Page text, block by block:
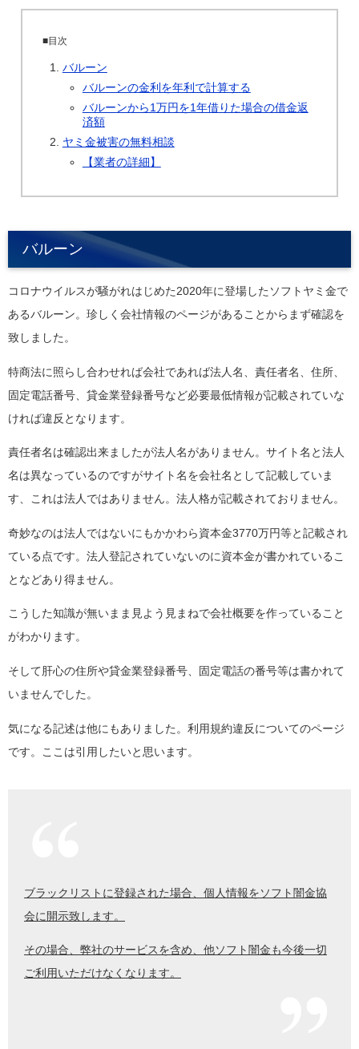
■目次
バルーン
バルーンの金利を年利で計算する
バルーンから1万円を1年借りた場合の借金返
済額
ヤミ金被害の無料相談
【業者の詳細】
バルーン
コロナウイルスが騒がれはじめた2020年に登場したソフトヤミ金で
あるバルーン。珍しく会社情報のページがあることからまず確認を
致しました。
特商法に照らし合わせれば会社であれば法人名、責任者名、住所、
固定電話番号、貸金業登録番号など必要最低情報が記載されていな
ければ違反となります。
責任者名は確認出来ましたが法人名がありません。サイト名と法人
名は異なっているのですがサイト名を会社名として記載していま
す、これは法人ではありません。法人格が記載されておりません。
奇妙なのは法人ではないにもかかわら資本金3770万円等と記載され
ている点です。法人登記されていないのに資本金が書かれているこ
となどあり得ません。
こうした知識が無いまま見よう見まねで会社概要を作っていること
がわかります。
そして肝心の住所や貸金業登録番号、固定電話の番号等は書かれて
いませんでした。
気になる記述は他にもありました。利用規約違反についてのページ
です。ここは引用したいと思います。
ブラックリストに登録された場合、個人情報をソフト闇金協
会に開示致します。
その場合、弊社のサービスを含め、他ソフト闇金も今後一切
ご利用いただけなくなります。